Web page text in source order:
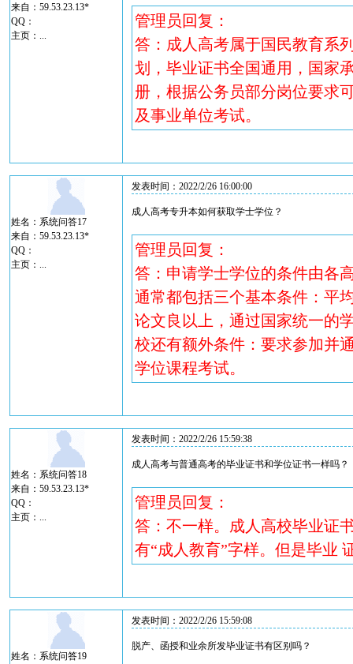
来自：59.53.23.13*
QQ：
主页： ...
管理员回复：
答：成人高考属于国民教育系
划，毕业证书全国通用，国家
册，根据公务员部分岗位要求
及事业单位考试。
姓名：系统问答17
来自：59.53.23.13*
QQ：
主页： ...
发表时间：2022/2/26 16:00:00
成人高考专升本如何获取学士学位？
管理员回复：
答：申请学士学位的条件由各
通常都包括三个基本条件：平
论文良以上，通过国家统一的
校还有额外条件：要求参加并
学位课程考试。
姓名：系统问答18
来自：59.53.23.13*
QQ：
主页： ...
发表时间：2022/2/26 15:59:38
成人高考与普通高考的毕业证书和学位证书一样吗？
管理员回复：
答：不一样。成人高校毕业证
有“成人教育”字样。但是毕业
姓名：系统问答19
发表时间：2022/2/26 15:59:08
脱产、函授和业余所发毕业证书有区别吗？